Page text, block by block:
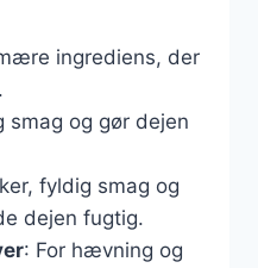
ingrediens, der
smag og gør dejen
fyldig smag og
dejen fugtig.
: For hævning og